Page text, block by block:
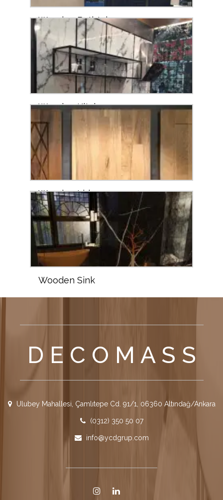
Wooden Bathtub
Wooden Kitchens
Wooden Lid
Wooden Sink
D E C O M A S S
Ulubey Mahallesi, Çamlıtepe Cd. 91/1, 06360 Altındağ/Ankara
(0312) 350 50 07
info@ycdgrup.com